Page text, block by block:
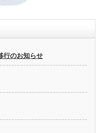
行のお知らせ